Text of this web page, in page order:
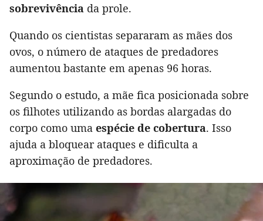
sobrevivência da prole.
Quando os cientistas separaram as mães dos
ovos, o número de ataques de predadores
aumentou bastante em apenas 96 horas.
Segundo o estudo, a mãe fica posicionada sobre
os filhotes utilizando as bordas alargadas do
corpo como uma espécie de cobertura. Isso
ajuda a bloquear ataques e dificulta a
aproximação de predadores.